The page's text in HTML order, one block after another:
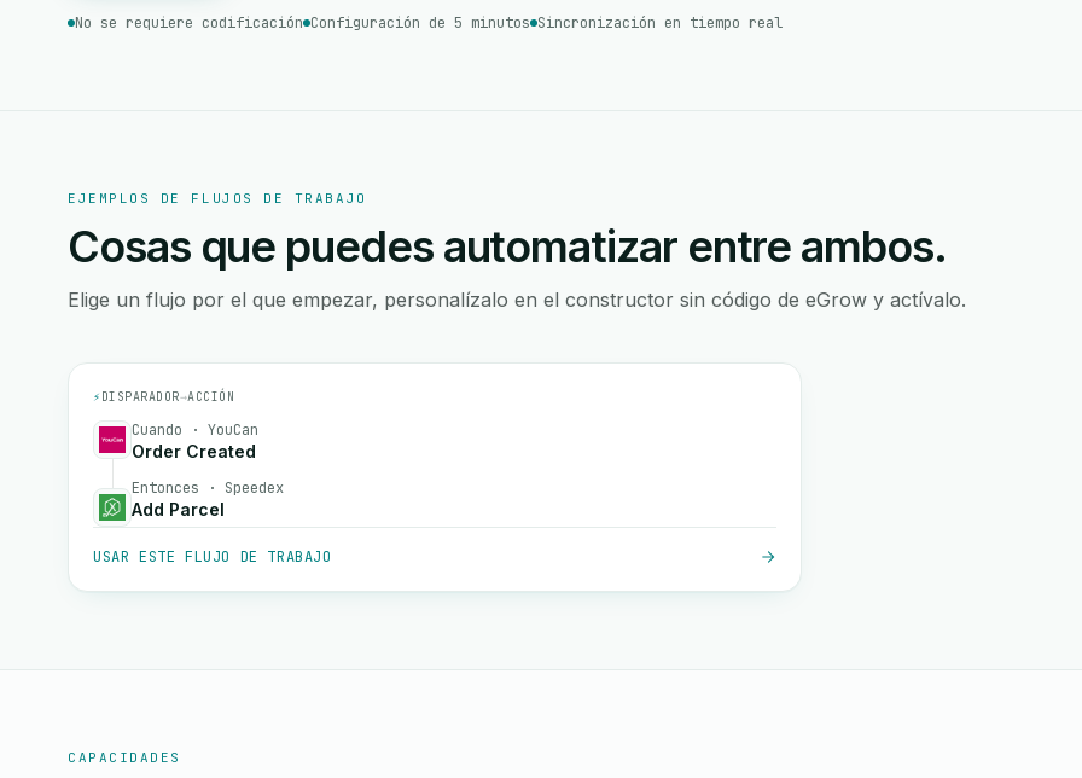
No se requiere codificación Configuración de 5 minutos Sincronización en tiempo real
EJEMPLOS DE FLUJOS DE TRABAJO
Cosas que puedes automatizar entre ambos.
Elige un flujo por el que empezar, personalízalo en el constructor sin código de eGrow y actívalo.
⚡ DISPARADOR→ACCIÓN
Cuando · YouCan
Order Created
Entonces · Speedex
Add Parcel
USAR ESTE FLUJO DE TRABAJO
CAPACIDADES